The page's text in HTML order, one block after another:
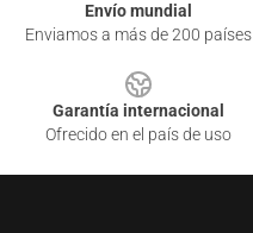
Envío mundial
Enviamos a más de 200 países
Garantía internacional
Ofrecido en el país de uso